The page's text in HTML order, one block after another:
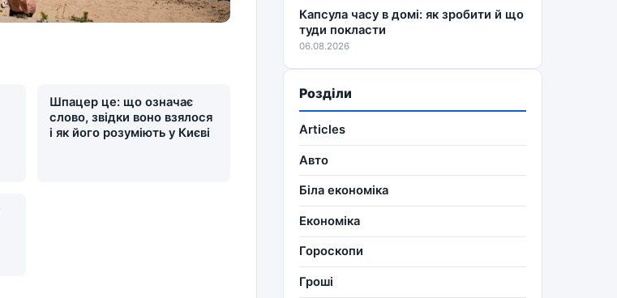
Шпацер це: що означає
слово, звідки воно взялося
і як його розуміють у Києві
Капсула часу в домі: як зробити й що
туди покласти
06.08.2026
Розділи
Articles
Авто
Біла економіка
Економіка
Гороскопи
Гроші